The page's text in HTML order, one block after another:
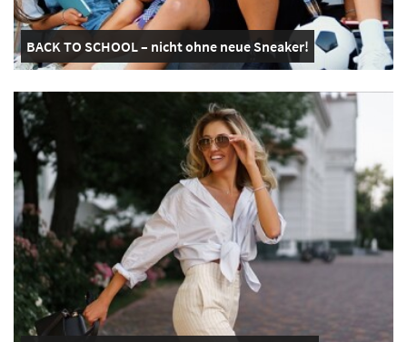
BACK TO SCHOOL – nicht ohne neue Sneaker!